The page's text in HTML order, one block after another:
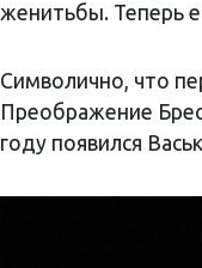
женитьбы. Теперь
Символично, что
Преображение
году появился